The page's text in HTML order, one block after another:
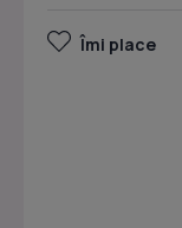
Îmi place